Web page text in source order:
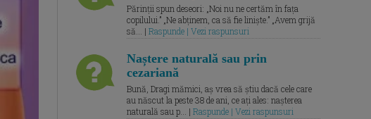
Părinții spun deseori: „Noi nu ne certăm în fața
copilului.” „Ne abținem, ca să fie liniște.” „Avem grijă
să... | Raspunde | Vezi raspunsuri
Naștere naturală sau prin
cezariană
Bună, Dragi mămici, aș vrea să știu dacă cele care
au născut la peste 38 de ani, ce ați ales: nașterea
naturală sau p... | Raspunde | Vezi raspunsuri